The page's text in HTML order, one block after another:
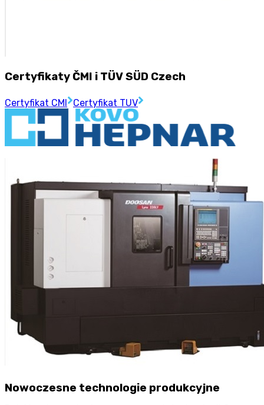
Certyfikaty ČMI i TÜV SÜD Czech
Certyfikat CMI Certyfikat TUV
Nowoczesne technologie produkcyjne